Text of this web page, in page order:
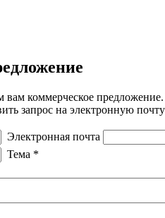
вам коммерческое
запрос на электронную почту
Электронная почта
Тема *